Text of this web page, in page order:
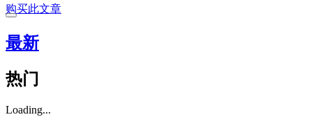
购买此文章
最新
热门
Loading...